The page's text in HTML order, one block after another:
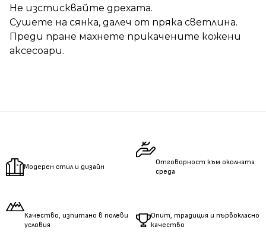
Не изстисквайте дрехата.
Сушете на сянка, далеч от пряка светлина.
Преди пране махнете прикачените кожени
аксесоари.
Модерен стил и дизайн
Отговорност към околната
среда
Качество, изпитано в полеви
условия
Опит, традиция и първокласно
качество